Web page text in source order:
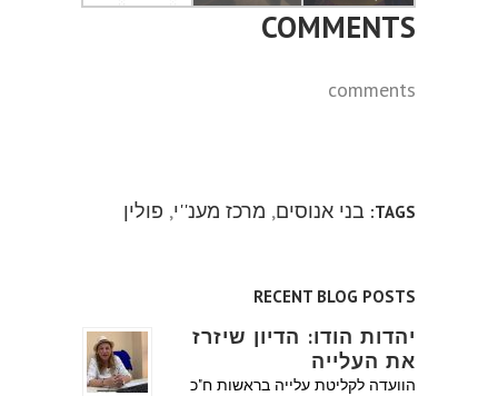
COMMENTS
comments
TAGS: בני אנוסים, מרכז מענ''י, פולין
RECENT BLOG POSTS
יהדות הודו: הדיון שיזרז
את העלייה
הוועדה לקליטת עלייה בראשות ח"כ